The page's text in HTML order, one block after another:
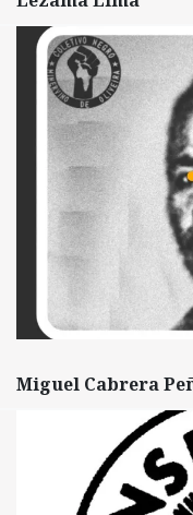
Miguel Cabrera